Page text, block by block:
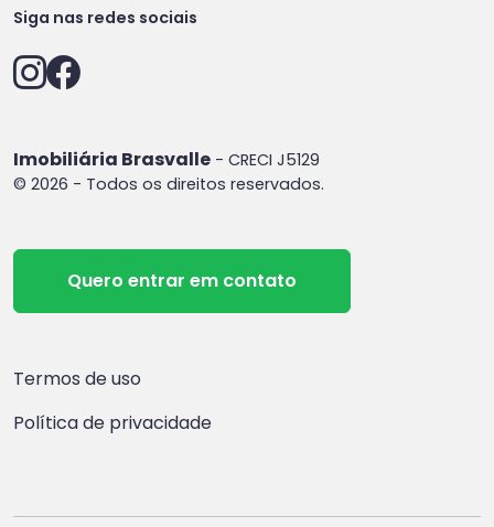
Siga nas redes sociais
Imobiliária Brasvalle - CRECI J5129
© 2026 - Todos os direitos reservados.
Quero entrar em contato
Termos de uso
Política de privacidade